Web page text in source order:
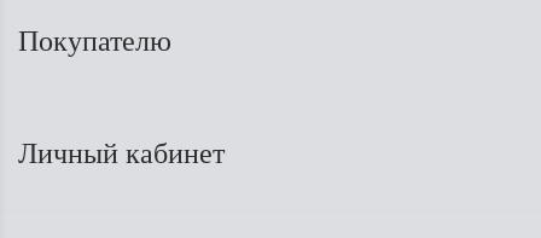
Покупателю
Личный кабинет